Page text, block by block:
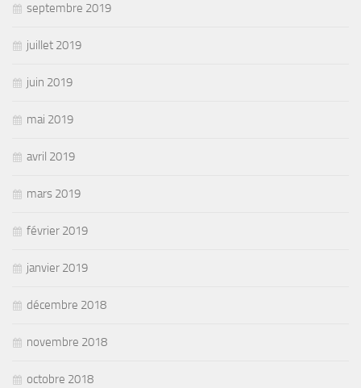
septembre 2019
juillet 2019
juin 2019
mai 2019
avril 2019
mars 2019
février 2019
janvier 2019
décembre 2018
novembre 2018
octobre 2018